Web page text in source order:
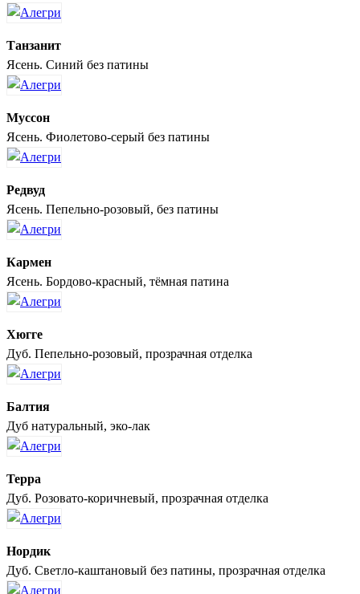
Танзанит
Ясень. Синий без патины
Муссон
Ясень. Фиолетово-серый без патины
Редвуд
Ясень. Пепельно-розовый, без патины
Кармен
Ясень. Бордово-красный, тёмная патина
Хюгге
Дуб. Пепельно-розовый, прозрачная отделка
Балтия
Дуб натуральный, эко-лак
Терра
Дуб. Розовато-коричневый, прозрачная отделка
Нордик
Дуб. Светло-каштановый без патины, прозрачная отделка